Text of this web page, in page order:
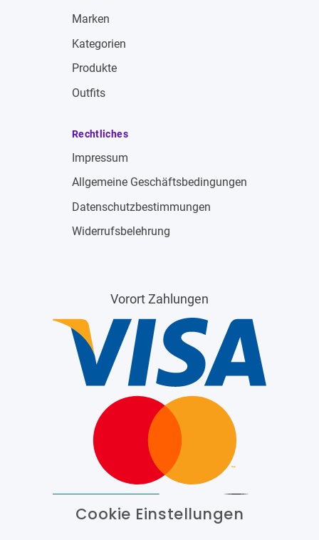
Marken
Kategorien
Produkte
Outfits
Rechtliches
Impressum
Allgemeine Geschäftsbedingungen
Datenschutzbestimmungen
Widerrufsbelehrung
Vorort Zahlungen
Cookie Einstellungen